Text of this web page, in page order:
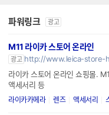
파워링크 광고
M11 라이카 스토어 온라인
광고 http://www.leica-store-
라이카 스토어 온라인 쇼핑몰.
액세서리 등